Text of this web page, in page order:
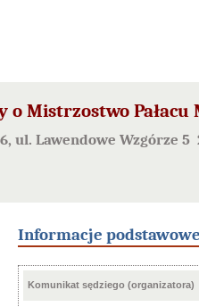
o Mistrzostwo
ul. Lawendowe Wzgórze 5
Informacje
Komunikat sędziego (organizatora)